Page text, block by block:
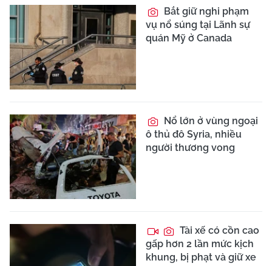
Bắt giữ nghi phạm
vụ nổ súng tại Lãnh sự
quán Mỹ ở Canada
Nổ lớn ở vùng ngoại
ô thủ đô Syria, nhiều
người thương vong
Tài xế có cồn cao
gấp hơn 2 lần mức kịch
khung, bị phạt và giữ xe